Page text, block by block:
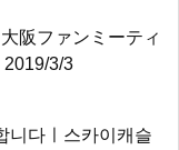
阪ファンミーティ
2019/3/3
니다ㅣ스카이캐슬